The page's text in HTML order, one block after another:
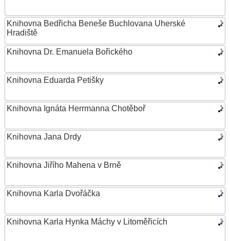
Knihovna Bedřicha Beneše Buchlovana Uherské
Hradiště
Knihovna Dr. Emanuela Bořického
Knihovna Eduarda Petišky
Knihovna Ignáta Herrmanna Chotěboř
Knihovna Jana Drdy
Knihovna Jiřího Mahena v Brně
Knihovna Karla Dvořáčka
Knihovna Karla Hynka Máchy v Litoměřicích